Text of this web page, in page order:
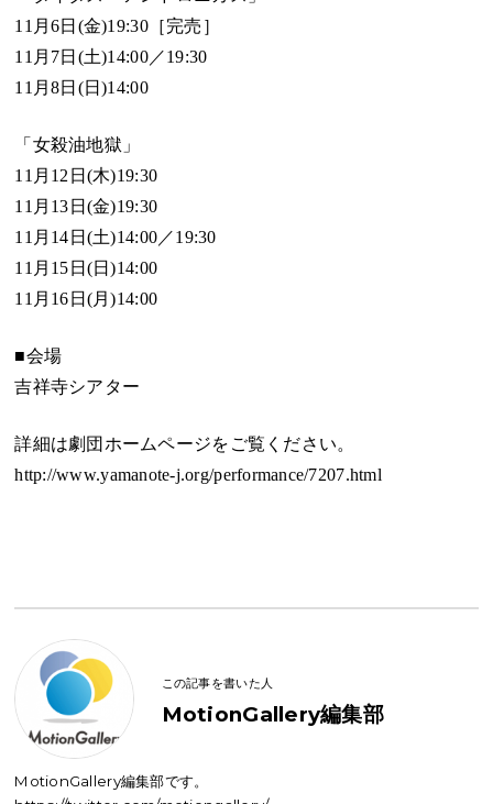
11月6日(金)19:30［完売］
11月7日(土)14:00／19:30
11月8日(日)14:00
「女殺油地獄」
11月12日(木)19:30
11月13日(金)19:30
11月14日(土)14:00／19:30
11月15日(日)14:00
11月16日(月)14:00
■会場
吉祥寺シアター
詳細は劇団ホームページをご覧ください。
http://www.yamanote-j.org/performance/7207.html
この記事を書いた人
MotionGallery編集部
MotionGallery編集部です。